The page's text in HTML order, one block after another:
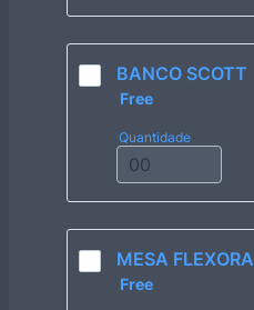
BANCO SCOTT
Free
Free
Quantidade
MESA FLEXORA
Free
Free